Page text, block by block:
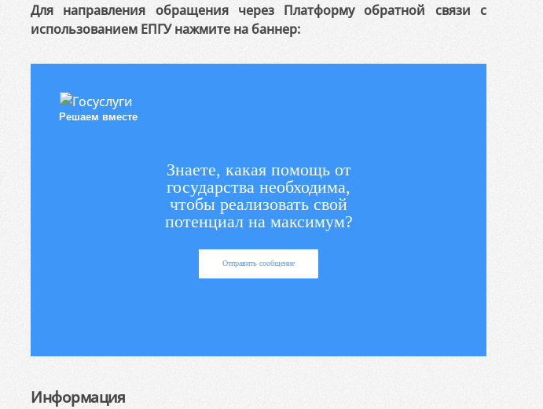
Для направления обращения через Платформу обратной связи с
использованием ЕПГУ нажмите на баннер:
Решаем вместе
Знаете, какая помощь от
государства необходима,
чтобы реализовать свой
потенциал на максимум?
Отправить сообщение
Информация